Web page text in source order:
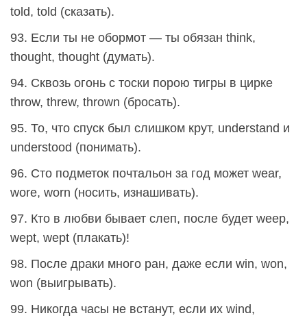
told, told (сказать).
93. Если ты не обормот — ты обязан think,
thought, thought (думать).
94. Сквозь огонь с тоски порою тигры в цирке
throw, threw, thrown (бросать).
95. То, что спуск был слишком крут, understand и
understood (понимать).
96. Сто подметок почтальон за год может wear,
wore, worn (носить, изнашивать).
97. Кто в любви бывает слеп, после будет weep,
wept, wept (плакать)!
98. После драки много ран, даже если win, won,
won (выигрывать).
99. Никогда часы не встанут, если их wind,